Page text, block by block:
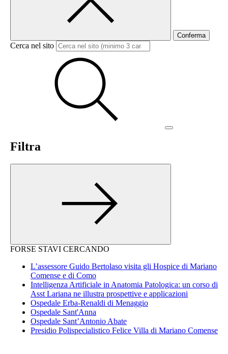
Conferma
Cerca nel sito
Filtra
FORSE STAVI CERCANDO
L’assessore Guido Bertolaso visita gli Hospice di Mariano
Comense e di Como
Intelligenza Artificiale in Anatomia Patologica: un corso di
Asst Lariana ne illustra prospettive e applicazioni
Ospedale Erba-Renaldi di Menaggio
Ospedale Sant'Anna
Ospedale Sant’Antonio Abate
Presidio Polispecialistico Felice Villa di Mariano Comense